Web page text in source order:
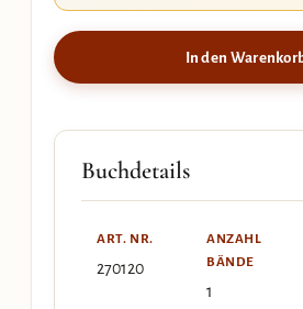
In den
Buchdetails
ART. NR.
270120
ANZAHL
BÄNDE
1